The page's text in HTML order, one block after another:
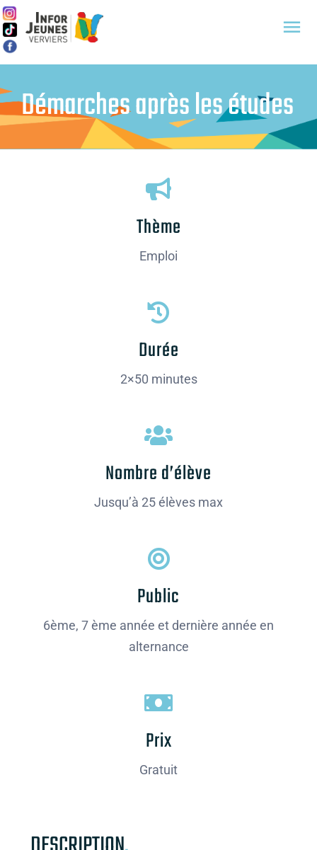
Passer
au
contenu
A propos
Démarches après les études
Thème
Emploi
Durée
2×50 minutes
Nombre d’élève
Jusqu’à 25 élèves max
Public
6ème, 7 ème année et dernière année en
alternance
Prix
Gratuit